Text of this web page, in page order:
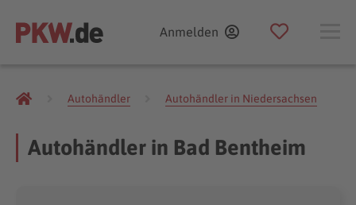
Anmelden
Autohändler Autohändler in Niedersachsen
Autohändler in Bad Bentheim